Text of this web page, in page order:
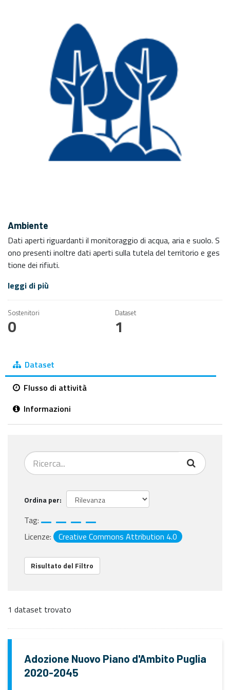
Ambiente
Dati aperti riguardanti il monitoraggio di acqua, aria e suolo. S
ono presenti inoltre dati aperti sulla tutela del territorio e ges
tione dei rifiuti.
leggi di più
Sostenitori
0
Dataset
1
Dataset
Flusso di attività
Informazioni
Ordina per
Tag:
Licenze:
Creative Commons Attribution 4.0
Risultato del Filtro
1 dataset trovato
Adozione Nuovo Piano d'Ambito Puglia
2020-2045